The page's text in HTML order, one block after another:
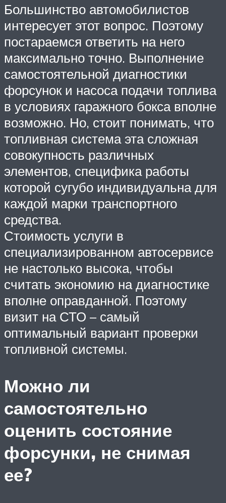
Большинство автомобилистов
интересует этот вопрос. Поэтому
постараемся ответить на него
максимально точно. Выполнение
самостоятельной диагностики
форсунок и насоса подачи топлива
в условиях гаражного бокса вполне
возможно. Но, стоит понимать, что
топливная система эта сложная
совокупность различных
элементов, специфика работы
которой сугубо индивидуальна для
каждой марки транспортного
средства.
Стоимость услуги в
специализированном автосервисе
не настолько высока, чтобы
считать экономию на диагностике
вполне оправданной. Поэтому
визит на СТО – самый
оптимальный вариант проверки
топливной системы.
Можно ли
самостоятельно
оценить состояние
форсунки, не снимая
ее?